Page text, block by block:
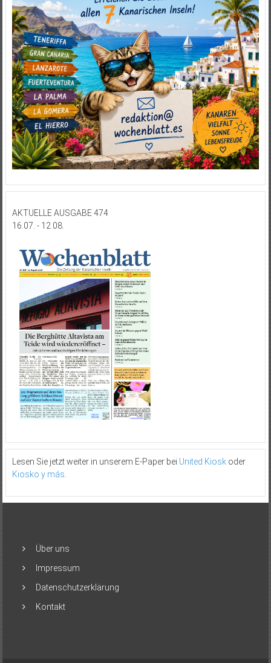
AKTUELLE AUSGABE 474
16.07. - 12.08.
Lesen Sie jetzt weiter in unserem E-Paper bei United Kioskoder
Kiosko y más.
Über uns
Impressum
Datenschutzerklärung
Kontakt